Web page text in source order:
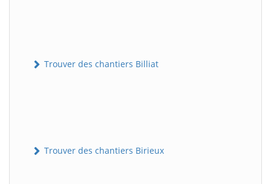
Trouver des chantiers Billiat
Trouver des chantiers Birieux